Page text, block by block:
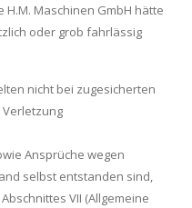
Maschinen GmbH hätte
oder grob fahrlässig
nicht bei zugesicherten
Ansprüche wegen
selbst entstanden sind,
VII (Allgemeine